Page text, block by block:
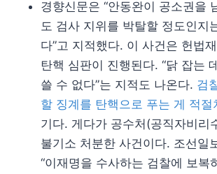
경향신문은 “안동완이 공소권을
도 검사 지위를 박탈할 정도인지
다”고 지적했다. 이 사건은 헌법
탄핵 심판이 진행된다. “닭 잡는
쓸 수 없다”는 지적도 나온다. 검
할 징계를 탄핵으로 푸는 게 적절
기다. 게다가 공수처(공직자비리
불기소 처분한 사건이다. 조선일
“이재명을 수사하는 검찰에 보복